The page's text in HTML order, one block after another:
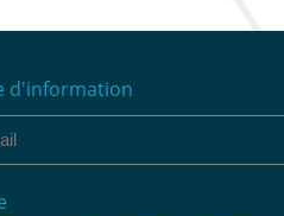
d'information